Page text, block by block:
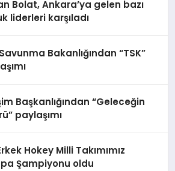
Bolat, Ankara’ya gelen bazı
liderleri karşıladı
Bakanlığından “TSK”
Başkanlığından “Geleceğin
paylaşımı
Hokey Milli Takımımız
Şampiyonu oldu